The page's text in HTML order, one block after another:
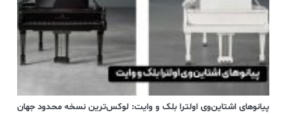
پیانوهای اشتاین‌وی اولترا بلک و وایت: لوکس‌ترین نسخه محدود جهان